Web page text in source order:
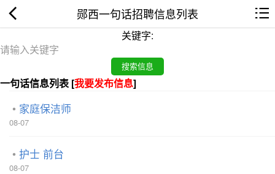
郧西一句话招聘信息列表
关键字:
一句话信息列表 [我要发布信息]
家庭保洁师
08-07
护士 前台
08-07